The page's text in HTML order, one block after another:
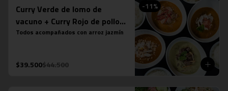
-11%
Curry Verde de lomo de
vacuno + Curry Rojo de pollo +
Curry Panang + Curry
Todos acompañados con arroz jazmín
$39.500$44.500